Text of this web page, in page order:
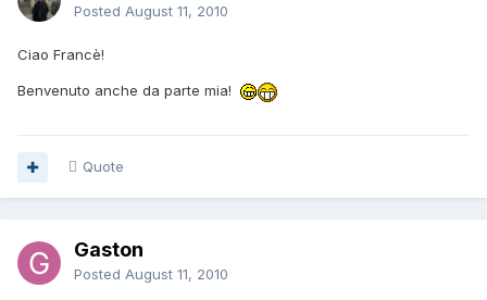
Posted August 11, 2010
Ciao Francè!
Benvenuto anche da parte mia!
Quote
Gaston
Posted August 11, 2010